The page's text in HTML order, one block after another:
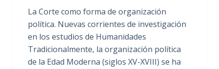
La Corte como forma de organización
política. Nuevas corrientes de investigación
en los estudios de Humanidades
Tradicionalmente, la organización política
de la Edad Moderna (siglos XV-XVIII) se ha